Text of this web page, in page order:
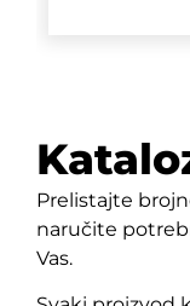
Prelistajte
naručite
Vas.